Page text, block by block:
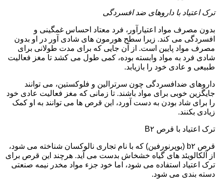
ترک اعتیاد با داروهای ضد افسردگی
بدون مصرف مواد اعتیارآور، فرد معتاد احساس غمگینی و
افسردگی می کند. زیرا سطح هورمون های شادی آور در او بدون
مصرف مواد پایین است. از آن جایی که برای مدت طولانی برای
شادی فرد به مواد وابسته بوده، کمی طول می کشد تا مغز فعالیت
طبیعی و عادی خود را بازیابد.
داروهای ضدافسردگی چون سرترالین و فلوکستین، می توانند
جایگزین خوبی برای مواد باشند. تا زمانی که مغز فعالیت عادی خود
را برای شاد بودن به دست آورد، این قرص ها می توانند به او کمک
زیادی بکنند.
ترک اعتیاد با قرص B۲
قرص b۲ (بوپرنورفین) که با نام تجاری نالوکسان شناخته می شود،
از آلکالویئد های گیاه خشخاش بدست می آید. هرچند این قرص برای
ترک اعتیاد استفاده می شود، اما خود جزء مواد مخدر نیمه صنعتی
دسته بندی می شود.